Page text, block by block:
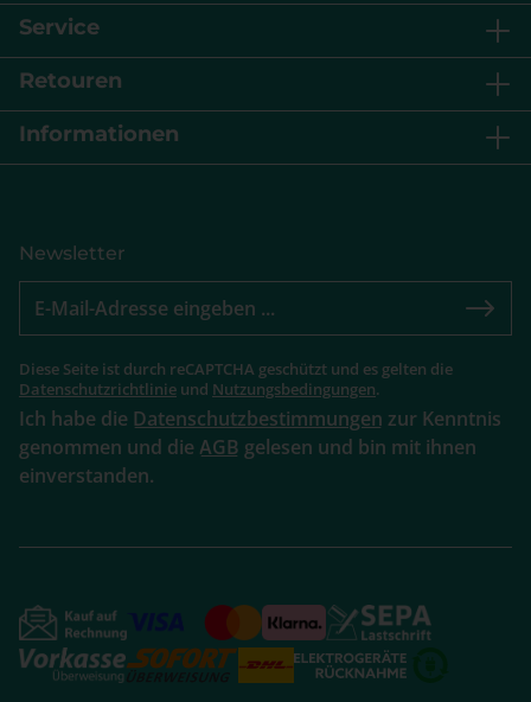
Service
Retouren
Informationen
Newsletter
Diese Seite ist durch reCAPTCHA geschützt und es gelten die
Datenschutzrichtlinie und Nutzungsbedingungen.
Ich habe die Datenschutzbestimmungen zur Kenntnis
genommen und die AGB gelesen und bin mit ihnen
einverstanden.